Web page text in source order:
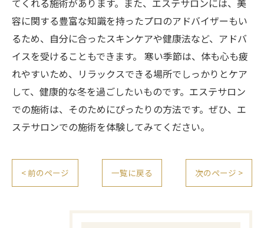
てくれる施術があります。また、エステサロンには、美
容に関する豊富な知識を持ったプロのアドバイザーもい
るため、自分に合ったスキンケアや健康法など、アドバ
イスを受けることもできます。 寒い季節は、体も心も疲
れやすいため、リラックスできる場所でしっかりとケア
して、健康的な冬を過ごしたいものです。エステサロン
での施術は、そのためにぴったりの方法です。ぜひ、エ
ステサロンでの施術を体験してみてください。
< 前のページ 一覧に戻る 次のページ >